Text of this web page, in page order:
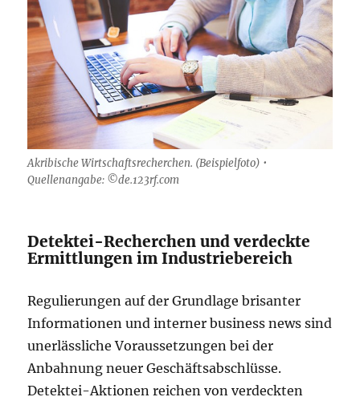
Akribische Wirtschaftsrecherchen. (Beispielfoto) •
Quellenangabe: ©de.123rf.com
Detektei-Recherchen und verdeckte
Ermittlungen im Industriebereich
Regulierungen auf der Grundlage brisanter
Informationen und interner business news sind
unerlässliche Voraussetzungen bei der
Anbahnung neuer Geschäftsabschlüsse.
Detektei-Aktionen reichen von verdeckten